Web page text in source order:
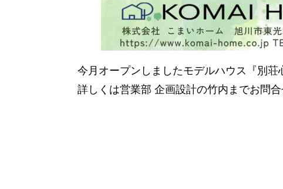
今月オープンしましたモデルハウス『別荘
詳しくは営業部 企画設計の竹内までお問